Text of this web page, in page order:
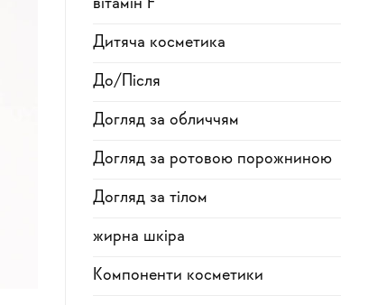
вітамін F
Дитяча косметика
До/Після
Догляд за обличчям
Догляд за ротовою порожниною
Догляд за тілом
жирна шкіра
Компоненти косметики